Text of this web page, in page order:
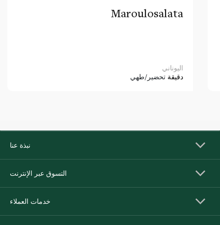
Maroulosalata
اليوناني
دقيقة تحضير/طهي
نبذة عنا
التسوق عبر الإنترنت
خدمات العملاء